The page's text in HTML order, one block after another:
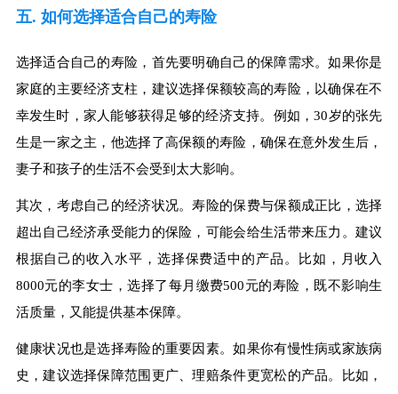
五. 如何选择适合自己的寿险
选择适合自己的寿险，首先要明确自己的保障需求。如果你是
家庭的主要经济支柱，建议选择保额较高的寿险，以确保在不
幸发生时，家人能够获得足够的经济支持。例如，30岁的张先
生是一家之主，他选择了高保额的寿险，确保在意外发生后，
妻子和孩子的生活不会受到太大影响。
其次，考虑自己的经济状况。寿险的保费与保额成正比，选择
超出自己经济承受能力的保险，可能会给生活带来压力。建议
根据自己的收入水平，选择保费适中的产品。比如，月收入
8000元的李女士，选择了每月缴费500元的寿险，既不影响生
活质量，又能提供基本保障。
健康状况也是选择寿险的重要因素。如果你有慢性病或家族病
史，建议选择保障范围更广、理赔条件更宽松的产品。比如，